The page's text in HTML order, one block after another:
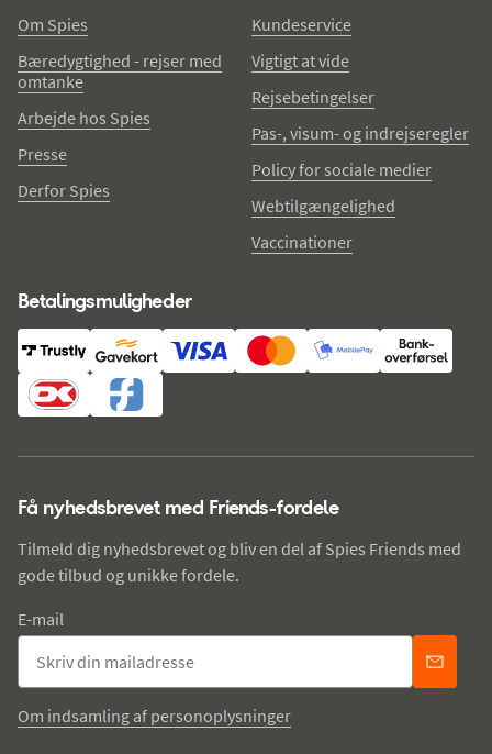
Om Spies
Bæredygtighed - rejser med
omtanke
Arbejde hos Spies
Presse
Derfor Spies
Kundeservice
Vigtigt at vide
Rejsebetingelser
Pas-, visum- og indrejseregler
Policy for sociale medier
Webtilgængelighed
Vaccinationer
Betalingsmuligheder
Få nyhedsbrevet med Friends-fordele
Tilmeld dig nyhedsbrevet og bliv en del af Spies Friends med
gode tilbud og unikke fordele.
E-mail
Om indsamling af personoplysninger